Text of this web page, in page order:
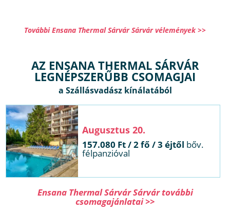
További Ensana Thermal Sárvár Sárvár vélemények >>
AZ ENSANA THERMAL SÁRVÁR
LEGNÉPSZERŰBB CSOMAGJAI
Augusztus 20.
157.080 Ft / 2 fő / 3 éjtől bőv.
félpanzióval
Ensana Thermal Sárvár Sárvár további
csomagajánlatai >>